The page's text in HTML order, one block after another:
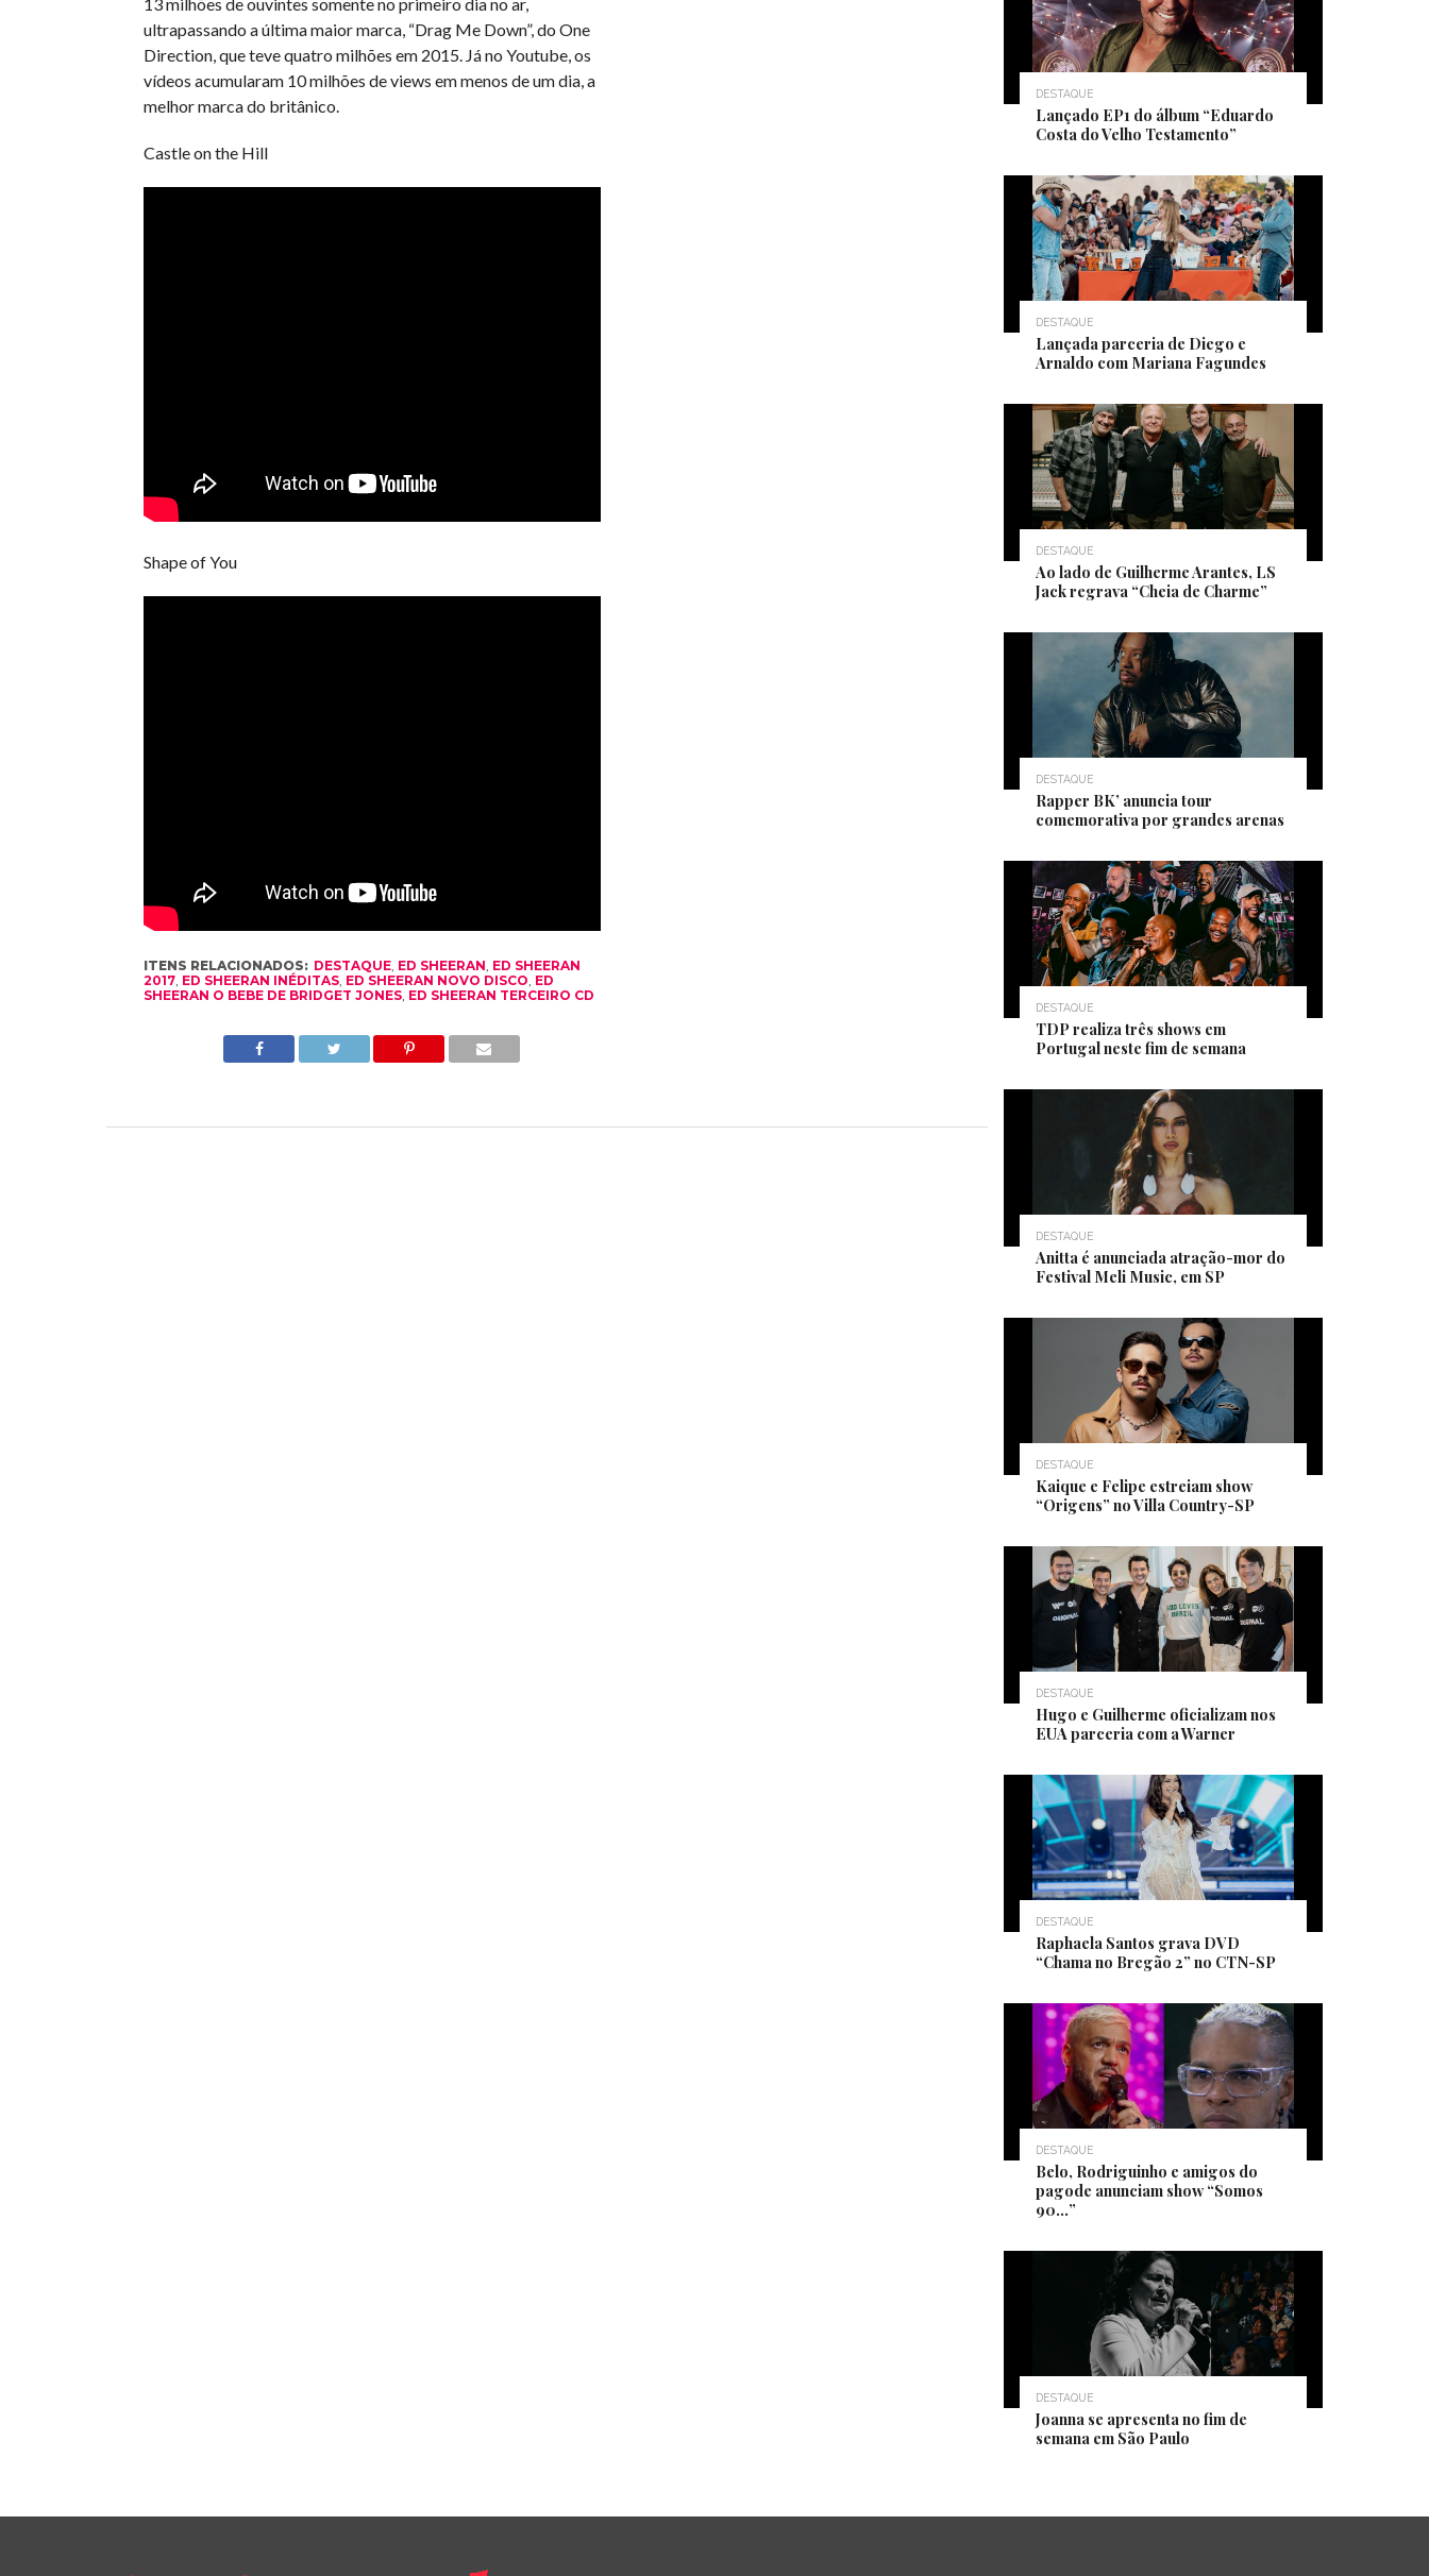
ultrapassando a última maior marca, “Drag Me Down”, do One
Direction, que teve quatro milhões em 2015. Já no Youtube, os
vídeos acumularam 10 milhões de views em menos de um dia, a
melhor marca do britânico.
Castle on the Hill
Shape of You
ITENS RELACIONADOS: DESTAQUE, ED SHEERAN ED SHEERAN
2017, ED SHEERAN INÉDITAS, ED SHEERAN NOVO DISCO ED
SHEERAN O BEBE DE BRIDGET JONES, ED SHEERAN TERCEIRO CD
DESTAQUE
Lançado EP1 do álbum “Eduardo
Costa do Velho Testamento”
DESTAQUE
Lançada parceria de Diego e
Arnaldo com Mariana Fagundes
DESTAQUE
Ao lado de Guilherme Arantes, LS
Jack regrava “Cheia de Charme”
DESTAQUE
Rapper BK’ anuncia tour
comemorativa por grandes arenas
DESTAQUE
TDP realiza três shows em
Portugal neste fim de semana
DESTAQUE
Anitta é anunciada atração-mor do
Festival Meli Music, em SP
DESTAQUE
Kaique e Felipe estreiam show
“Origens” no Villa Country-SP
DESTAQUE
Hugo e Guilherme oficializam nos
EUA parceria com a Warner
DESTAQUE
Raphaela Santos grava DVD
“Chama no Bregão 2” no CTN-SP
DESTAQUE
Belo, Rodriguinho e amigos do
pagode anunciam show “Somos
90…”
DESTAQUE
Joanna se apresenta no fim de
semana em São Paulo